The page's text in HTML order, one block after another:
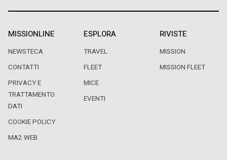
MISSIONLINE
NEWSTECA
CONTATTI
PRIVACY E
TRATTAMENTO
DATI
COOKIE POLICY
MA2 WEB
ESPLORA
TRAVEL
FLEET
MICE
EVENTI
RIVISTE
MISSION
MISSION FLEET